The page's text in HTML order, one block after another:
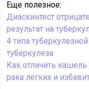
Еще полезное:
Диаскинтест
результат на
4 типа
туберкулеза
Как отличить кашель
рака легких и